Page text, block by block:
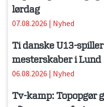
lørdag
07.08.2026 | Nyhed
Ti danske U13-
mesterskaber i Lund
06.08.2026 | Nyhed
Tv-kamp: Topopgør